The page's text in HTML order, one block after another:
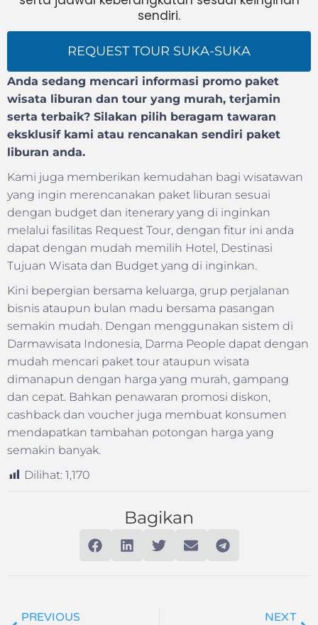
sendiri.
REQUEST TOUR SUKA-SUKA
Anda sedang mencari informasi promo paket
wisata liburan dan tour yang murah, terjamin
serta terbaik? Silakan pilih beragam tawaran
eksklusif kami atau rencanakan sendiri paket
liburan anda.
Kami juga memberikan kemudahan bagi wisatawan
yang ingin merencanakan paket liburan sesuai
dengan budget dan itenerary yang di inginkan
melalui fasilitas Request Tour, dengan fitur ini anda
dapat dengan mudah memilih Hotel, Destinasi
Tujuan Wisata dan Budget yang di inginkan.
Kini bepergian bersama keluarga, grup perjalanan
bisnis ataupun bulan madu bersama pasangan
semakin mudah. Dengan menggunakan sistem di
Darmawisata Indonesia, Darma People dapat dengan
mudah mencari paket tour ataupun wisata
dimanapun dengan harga yang murah, gampang
dan cepat. Bahkan penawaran promosi diskon,
cashback dan voucher juga membuat konsumen
mendapatkan tambahan potongan harga yang
semakin banyak.
Dilihat: 1,170
Bagikan
PREVIOUS NEXT